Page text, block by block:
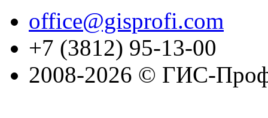
office@gisprofi.com
+7 (3812) 95-13-00
2008-2026 © ГИС-